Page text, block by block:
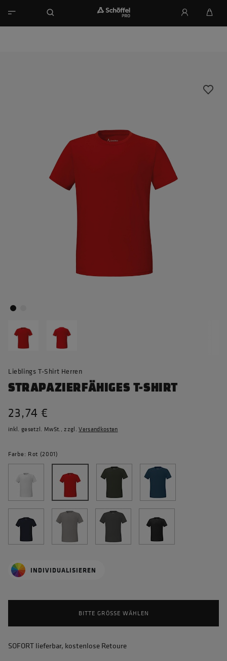
Lieblings T-Shirt Herren
STRAPAZIERFÄHIGES T-SHIRT
23,74 €
inkl. gesetzl. MwSt., zzgl.Versandkosten
Farbe: Rot (2001)
INDIVIDUALISIEREN
BITTE GRÖSSE WÄHLEN
SOFORT lieferbar, kostenlose Retoure